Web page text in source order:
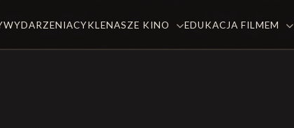
WYDARZENIACYKLENASZE KINO EDUKACJA FILMEM